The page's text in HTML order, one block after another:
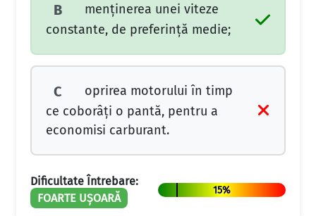
B
menţinerea unei viteze
constante, de preferinţă medie;
C
oprirea motorului în timp
ce coborâţi o pantă, pentru a
economisi carburant.
Dificultate Întrebare:
FOARTE UȘOARĂ
15%